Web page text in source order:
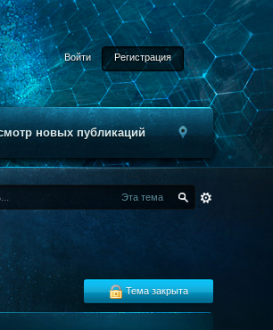
Войти Регистрация
новых публикаций
Эта тема
Тема закрыта